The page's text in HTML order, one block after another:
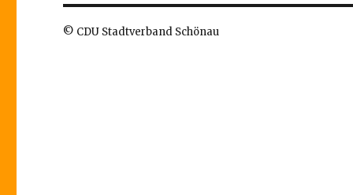
© CDU Stadtverband Schönau